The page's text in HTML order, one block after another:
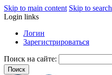
Skip to main content Skip to search
Login links
Логин
Зарегистрироваться
Поиск на сайте: